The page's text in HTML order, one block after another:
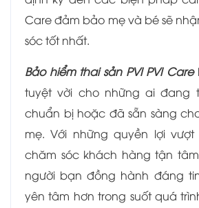
Care đảm bảo mẹ và bé sẽ
sóc tốt nhất.
Bảo hiểm thai sản PVI PVI Care
tuyệt vời cho những ai đang
chuẩn bị hoặc đã sẵn sàng
mẹ. Với những quyền lợi
chăm sóc khách hàng tận
người bạn đồng hành đáng
yên tâm hơn trong suốt quá